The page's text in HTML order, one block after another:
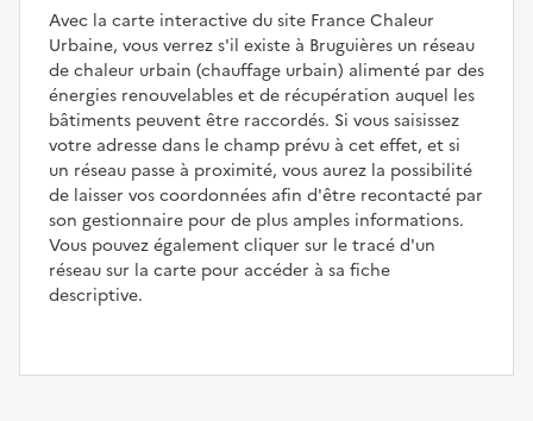
Avec la carte interactive du site France Chaleur
Urbaine, vous verrez s'il existe à Bruguières un réseau
de chaleur urbain (chauffage urbain) alimenté par des
énergies renouvelables et de récupération auquel les
bâtiments peuvent être raccordés. Si vous saisissez
votre adresse dans le champ prévu à cet effet, et si
un réseau passe à proximité, vous aurez la possibilité
de laisser vos coordonnées afin d'être recontacté par
son gestionnaire pour de plus amples informations.
Vous pouvez également cliquer sur le tracé d'un
réseau sur la carte pour accéder à sa fiche
descriptive.